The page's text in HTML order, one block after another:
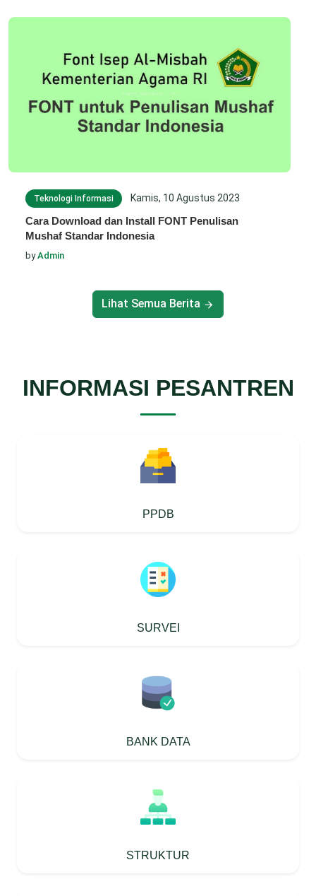
Teknologi Informasi Kamis, 10 Agustus 2023
Cara Download dan Install FONT Penulisan
Mushaf Standar Indonesia
by Admin
Lihat Semua Berita
INFORMASI PESANTREN
PPDB
SURVEI
BANK DATA
STRUKTUR